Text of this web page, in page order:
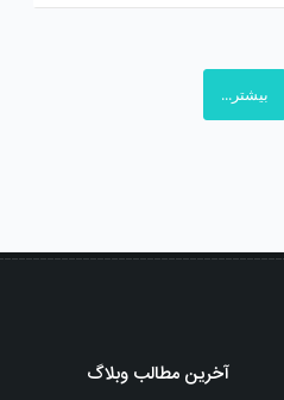
بیشتر...
آخرین مطالب وبلاگ